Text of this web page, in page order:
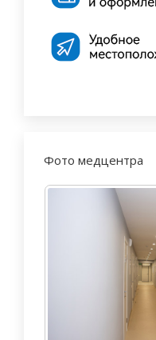
Фото медцентра